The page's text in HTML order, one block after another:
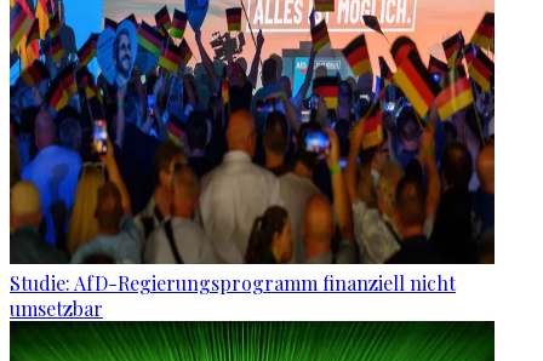
Studie: AfD-Regierungsprogramm finanziell nicht
umsetzbar